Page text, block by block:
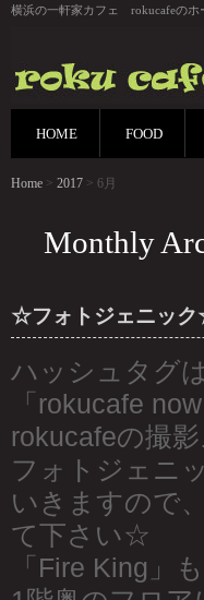
横浜の一軒家カフェ rokucafeのホ
HOME FOOD
Home > 2017 > 6月
Monthly
☆フォトジェニッ
ハッシュタグ
「rokucafe now
rokucafeの撮
フォトジェニ
いきますので
て下さい☆
「Fire King」